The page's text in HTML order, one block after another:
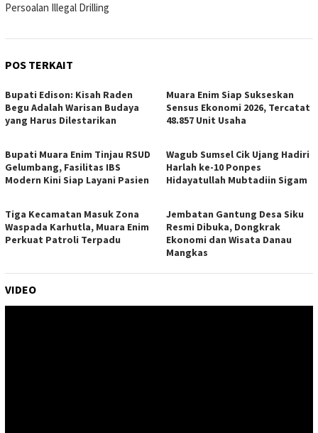
Persoalan Illegal Drilling
POS TERKAIT
Bupati Edison: Kisah Raden
Begu Adalah Warisan Budaya
yang Harus Dilestarikan
Muara Enim Siap Sukseskan
Sensus Ekonomi 2026, Tercatat
48.857 Unit Usaha
Bupati Muara Enim Tinjau RSUD
Gelumbang, Fasilitas IBS
Modern Kini Siap Layani Pasien
Wagub Sumsel Cik Ujang Hadiri
Harlah ke-10 Ponpes
Hidayatullah Mubtadiin Sigam
Tiga Kecamatan Masuk Zona
Waspada Karhutla, Muara Enim
Perkuat Patroli Terpadu
Jembatan Gantung Desa Siku
Resmi Dibuka, Dongkrak
Ekonomi dan Wisata Danau
Mangkas
VIDEO